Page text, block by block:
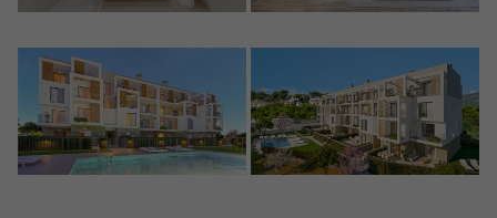
Crear una cuenta
Name*